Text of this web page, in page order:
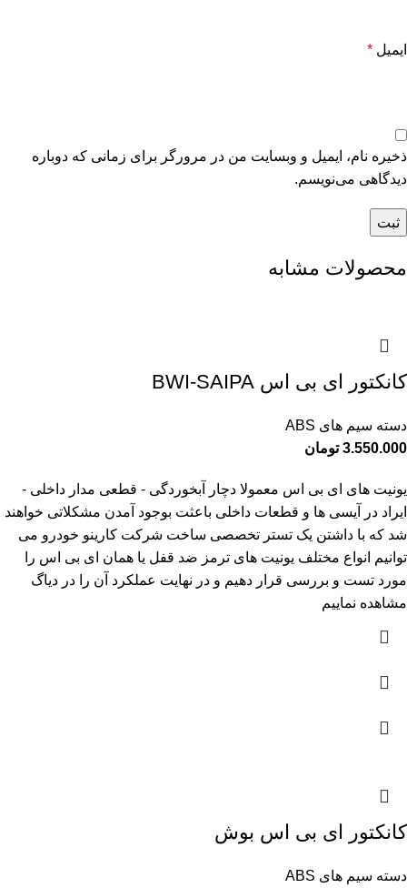
ایمیل *
ذخیره نام، ایمیل و وبسایت من در مرورگر برای زمانی که دوباره
دیدگاهی می‌نویسم.
محصولات مشابه
کانکتور ای بی اس BWI-SAIPA
دسته سیم های ABS
3.550.000 تومان
یونیت های ای بی اس معمولا دچار آبخوردگی - قطعی مدار داخلی -
ایراد در آیسی ها و قطعات داخلی باعثت بوجود آمدن مشکلاتی خواهند
شد که با داشتن یک تستر تخصصی ساخت شرکت کارینو خودرو می
توانیم انواع مختلف یونیت های ترمز ضد قفل یا همان ای بی اس را
مورد تست و بررسی قرار دهیم و در نهایت عملکرد آن را در دیاگ
مشاهده نماییم
کانکتور ای بی اس بوش
دسته سیم های ABS